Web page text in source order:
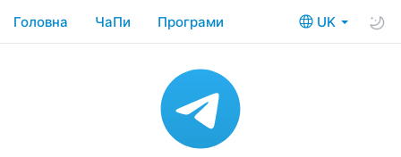
UK
Головна ЧаПи Програми